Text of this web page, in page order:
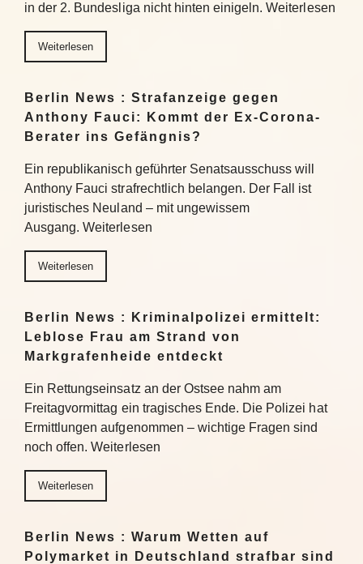
in der 2. Bundesliga nicht hinten einigeln. Weiterlesen
Weiterlesen
Berlin News : Strafanzeige gegen
Anthony Fauci: Kommt der Ex-Corona-
Berater ins Gefängnis?
Ein republikanisch geführter Senatsausschuss will
Anthony Fauci strafrechtlich belangen. Der Fall ist
juristisches Neuland – mit ungewissem
Ausgang. Weiterlesen
Weiterlesen
Berlin News : Kriminalpolizei ermittelt:
Leblose Frau am Strand von
Markgrafenheide entdeckt
Ein Rettungseinsatz an der Ostsee nahm am
Freitagvormittag ein tragisches Ende. Die Polizei hat
Ermittlungen aufgenommen – wichtige Fragen sind
noch offen. Weiterlesen
Weiterlesen
Berlin News : Warum Wetten auf
Polymarket in Deutschland strafbar sind